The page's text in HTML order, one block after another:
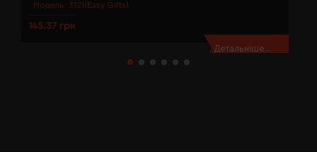
Модель: 3121(Easy Gifts)
145.37 грн
Детальніше...